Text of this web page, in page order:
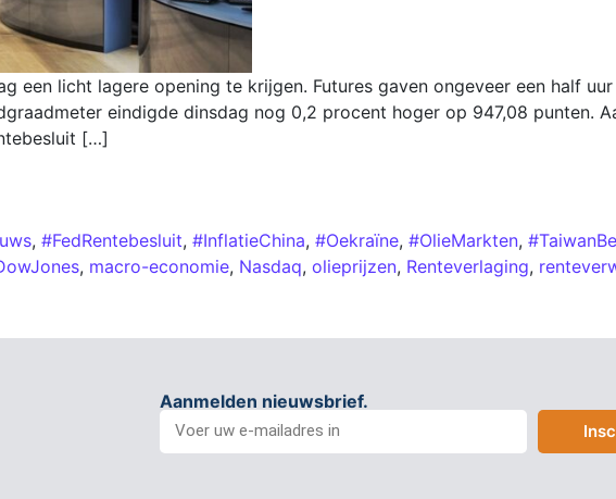
een licht lagere opening te krijgen. Futures gaven ongeveer een half
eindigde dinsdag nog 0,2 procent hoger op 947,08 punten.
[…]
, #FedRentebesluit, #InflatieChina, #Oekraïne, #OlieMarkten,
, macro-economie, Nasdaq, olieprijzen, Renteverlaging,
Aanmelden nieuwsbrief.